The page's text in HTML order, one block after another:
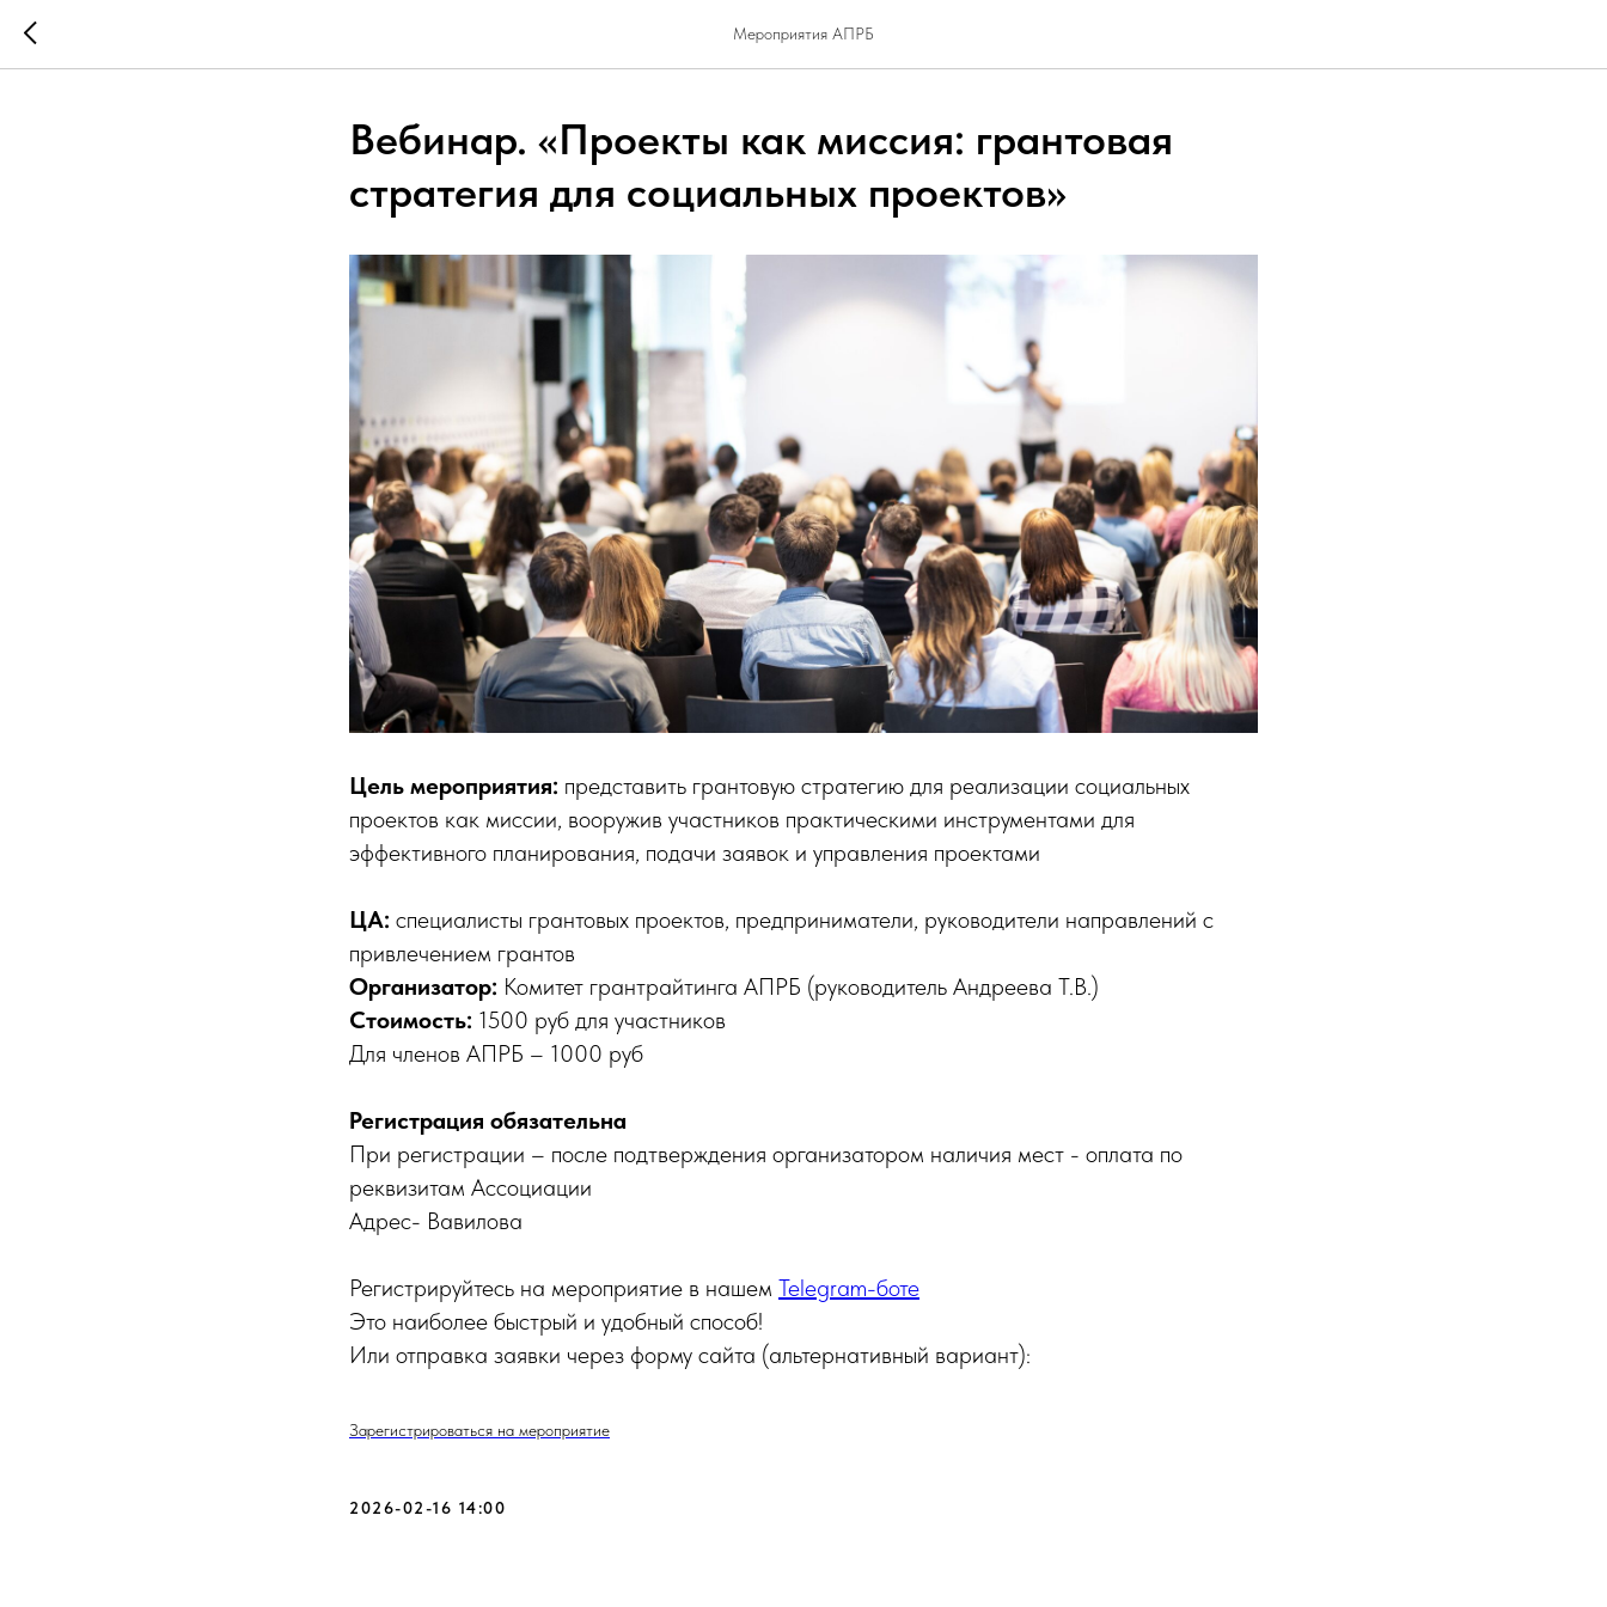
Мероприятия АПРБ
Вебинар. «Проекты как миссия: грантовая
стратегия для социальных проектов»
Цель мероприятия: представить грантовую стратегию для реализации социальных
проектов как миссии, вооружив участников практическими инструментами для
эффективного планирования, подачи заявок и управления проектами
ЦА: специалисты грантовых проектов, предприниматели, руководители направлений с
привлечением грантов
Организатор: Комитет грантрайтинга АПРБ (руководитель Андреева Т.В.)
Стоимость: 1500 руб для участников
Для членов АПРБ – 1000 руб
Регистрация обязательна
При регистрации – после подтверждения организатором наличия мест - оплата по
реквизитам Ассоциации
Адрес- Вавилова
Регистрируйтесь на мероприятие в нашем Telegram-боте
Это наиболее быстрый и удобный способ!
Или отправка заявки через форму сайта (альтернативный вариант):
Зарегистрироваться на мероприятие
2026-02-16 14:00